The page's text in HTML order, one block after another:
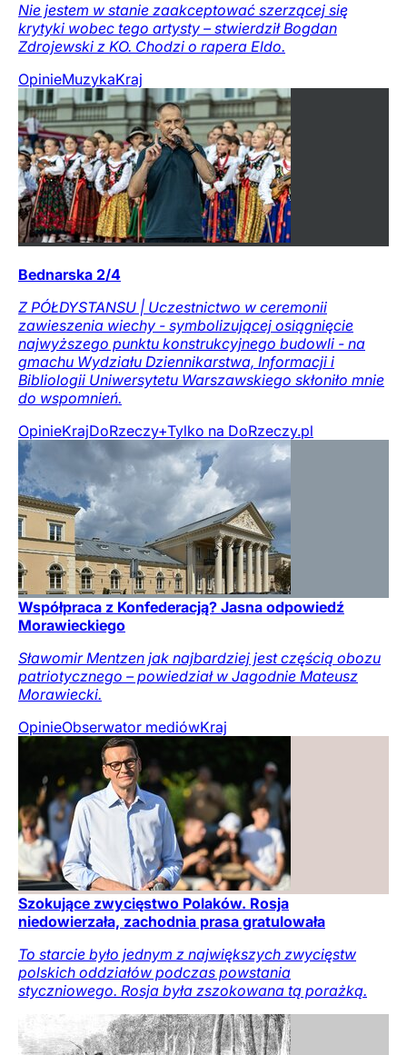
Nie jestem w stanie zaakceptować szerzącej się
krytyki wobec tego artysty – stwierdził Bogdan
Zdrojewski z KO. Chodzi o rapera Eldo.
OpinieMuzykaKraj
Bednarska 2/4
Z PÓŁDYSTANSU | Uczestnictwo w ceremonii
zawieszenia wiechy - symbolizującej osiągnięcie
najwyższego punktu konstrukcyjnego budowli - na
gmachu Wydziału Dziennikarstwa, Informacji i
Bibliologii Uniwersytetu Warszawskiego skłoniło mnie
do wspomnień.
OpinieKrajDoRzeczy+Tylko na DoRzeczy.pl
Współpraca z Konfederacją? Jasna odpowiedź
Morawieckiego
Sławomir Mentzen jak najbardziej jest częścią obozu
patriotycznego – powiedział w Jagodnie Mateusz
Morawiecki.
OpinieObserwator mediówKraj
Szokujące zwycięstwo Polaków. Rosja
niedowierzała, zachodnia prasa gratulowała
To starcie było jednym z największych zwycięstw
polskich oddziałów podczas powstania
styczniowego. Rosja była zszokowana tą porażką.